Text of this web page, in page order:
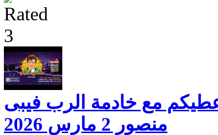
مع خادمة الرب فيبى
منصور 2 مارس 2026